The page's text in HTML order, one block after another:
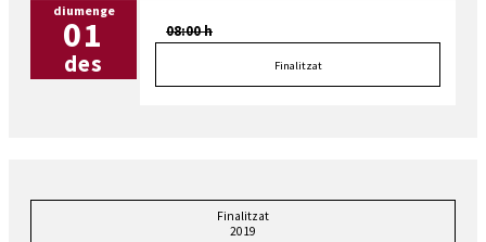
diumenge
01
des
08:00 h
Finalitzat
Finalitzat
2019